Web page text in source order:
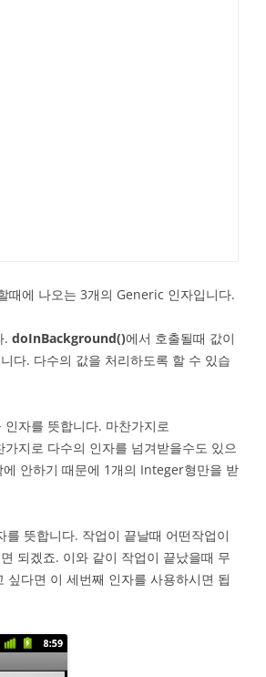
때에 나오는 3개의 Generic 인자입니다.
. doInBackground()에서 호출될때 값이
다. 다수의 값을 처리하도록 할 수 있습
자를 뜻합니다. 마찬가지로
지로 다수의 인자를 넘겨받을수도 있으
안하기 때문에 1개의 Integer형만을 받
를 뜻합니다. 작업이 끝날때 어떤작업이
되겠죠. 이와 같이 작업이 끝났을때 무
다면 이 세번째 인자를 사용하시면 됩